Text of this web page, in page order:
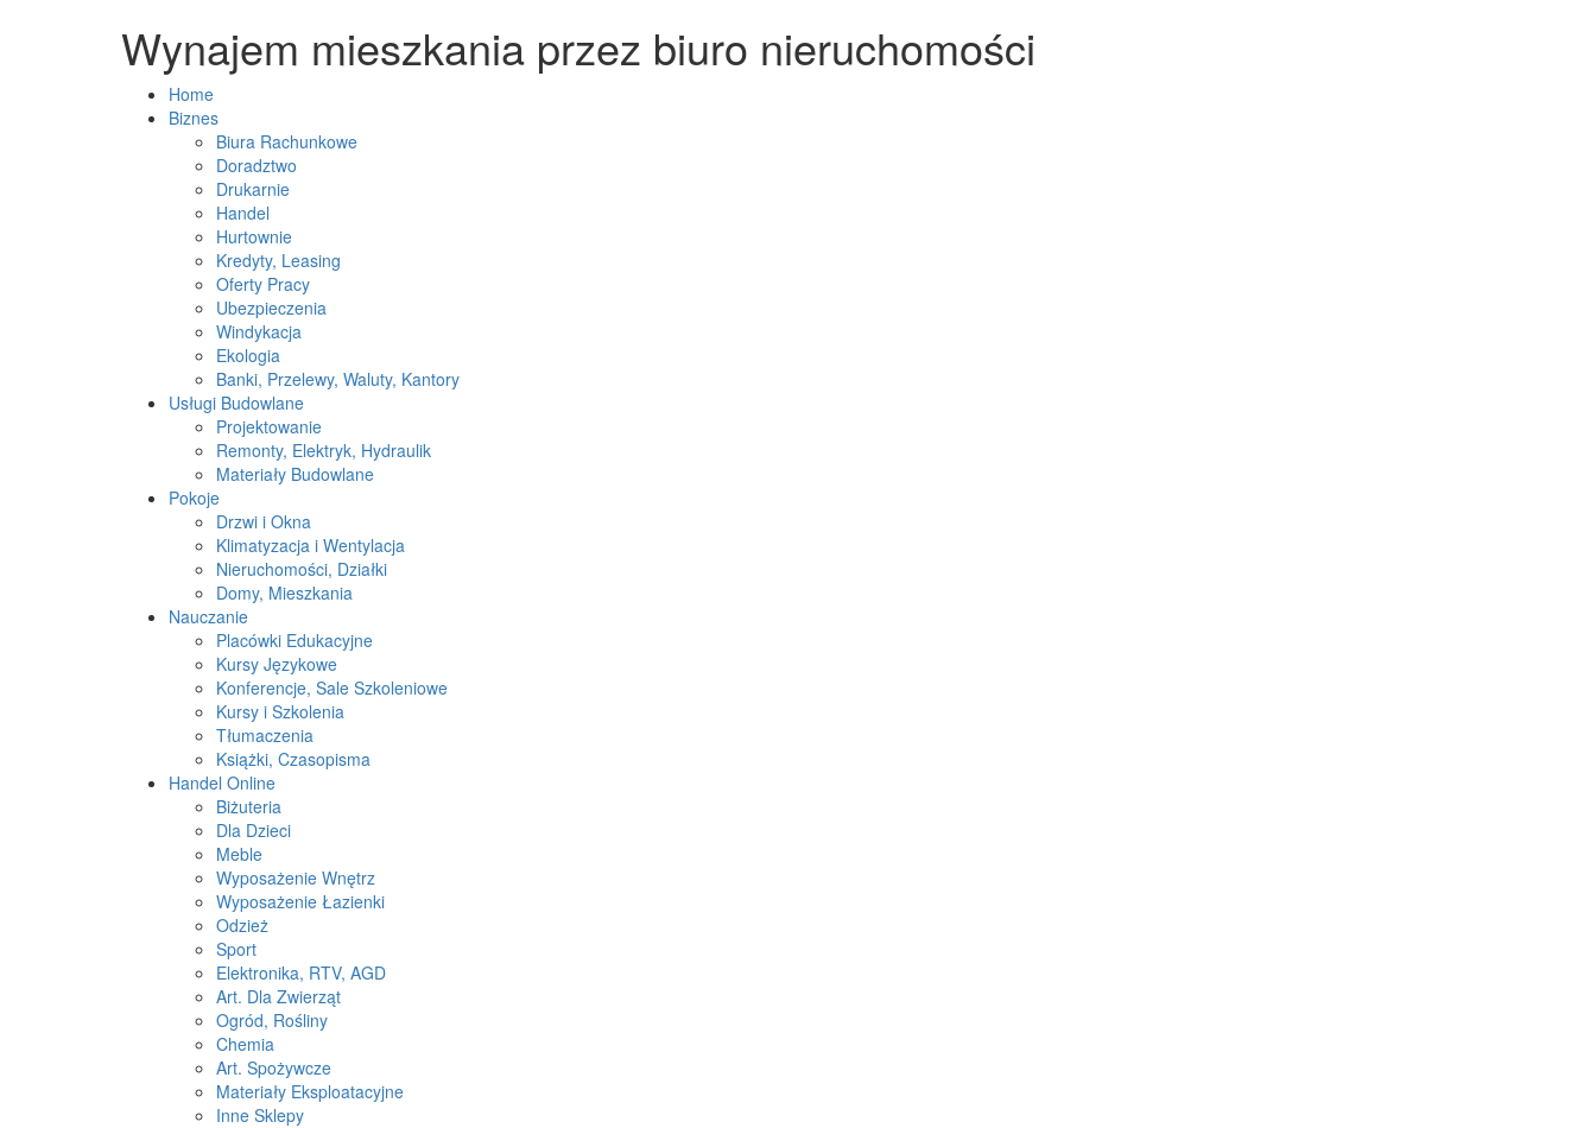
Wynajem mieszkania przez biuro nieruchomości
Home
Biznes
Biura Rachunkowe
Doradztwo
Drukarnie
Handel
Hurtownie
Kredyty, Leasing
Oferty Pracy
Ubezpieczenia
Windykacja
Ekologia
Banki, Przelewy, Waluty, Kantory
Usługi Budowlane
Projektowanie
Remonty, Elektryk, Hydraulik
Materiały Budowlane
Pokoje
Drzwi i Okna
Klimatyzacja i Wentylacja
Nieruchomości, Działki
Domy, Mieszkania
Nauczanie
Placówki Edukacyjne
Kursy Językowe
Konferencje, Sale Szkoleniowe
Kursy i Szkolenia
Tłumaczenia
Książki, Czasopisma
Handel Online
Biżuteria
Dla Dzieci
Meble
Wyposażenie Wnętrz
Wyposażenie Łazienki
Odzież
Sport
Elektronika, RTV, AGD
Art. Dla Zwierząt
Ogród, Rośliny
Chemia
Art. Spożywcze
Materiały Eksploatacyjne
Inne Sklepy